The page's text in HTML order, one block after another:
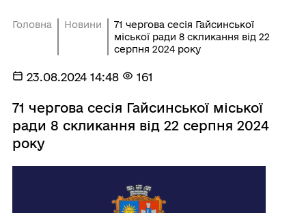
Головна Новини
71 чергова сесія Гайсинської
міської ради 8 скликання від 22
серпня 2024 року
23.08.2024 14:48 161
71 чергова сесія Гайсинської міської
ради 8 скликання від 22 серпня 2024
року